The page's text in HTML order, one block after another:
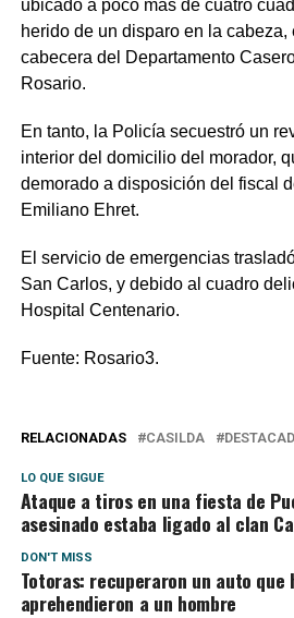
ubicado a poco más de cuatro
herido de un disparo en la cabeza,
cabecera del Departamento
Rosario.
En tanto, la Policía secuestró un
interior del domicilio del morador,
demorado a disposición del fiscal
Emiliano Ehret.
El servicio de emergencias
San Carlos, y debido al cuadro
Hospital Centenario.
Fuente: Rosario3.
RELACIONADAS CASILDA
LO QUE SIGUE
Ataque a tiros en una fiesta de
asesinado estaba ligado al clan
DON'T MISS
Totoras: recuperaron un auto que
aprehendieron a un hombre